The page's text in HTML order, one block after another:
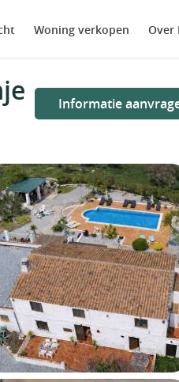
Woning verkopen Over
Informatie